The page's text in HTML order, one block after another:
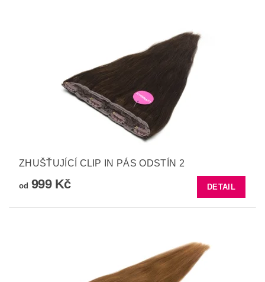
ZHUŠŤUJÍCÍ CLIP IN PÁS ODSTÍN 2
od 999 Kč DETAIL